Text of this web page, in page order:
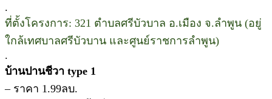
.
ที่ตั้งโครงการ: 321 ตำบลศรีบัวบาล อ.เมือง จ.ลำพูน (อยู่
ใกล้เทศบาลศรีบัวบาน และศูนย์ราชการลำพูน)
.
บ้านปานชีวา type 1
– ราคา 1.99ลบ.